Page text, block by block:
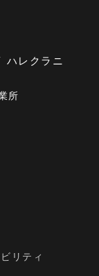
ハレクラニ
所
リティ